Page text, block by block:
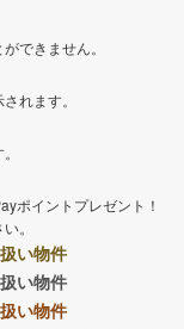
できません。
れます。
ポイントプレゼント！
。
い物件
い物件
い物件